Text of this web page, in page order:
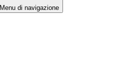
Menu di navigazione